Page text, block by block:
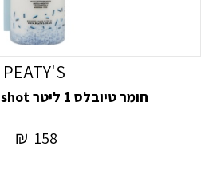
PEATY'S
חומר טיובלס 1 ליטר Peaty's Holeshot
158
₪